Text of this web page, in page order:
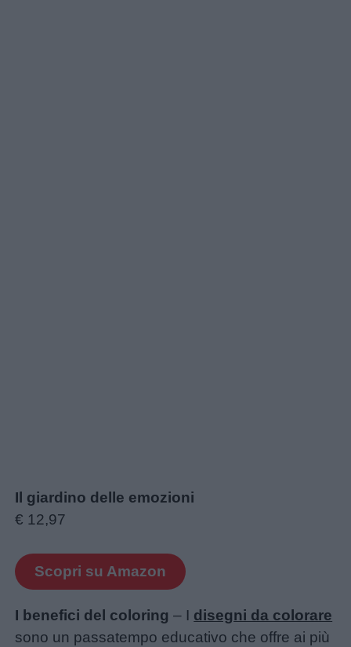
Il giardino delle emozioni
€ 12,97
Scopri su Amazon
I benefici del coloring – I disegni da colorare
sono un passatempo educativo che offre ai più